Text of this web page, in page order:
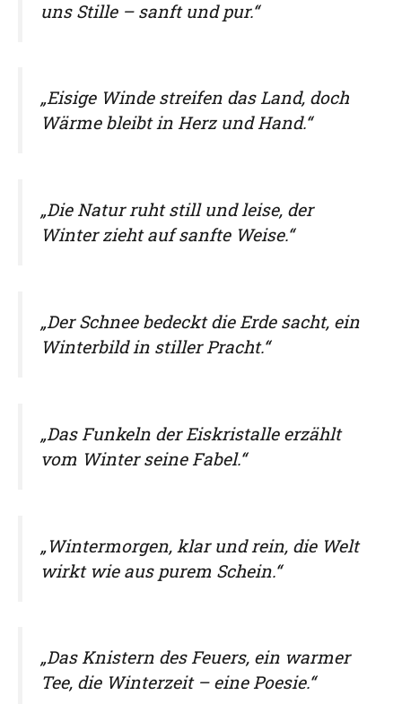
uns Stille – sanft und pur.“
„Eisige Winde streifen das Land, doch
Wärme bleibt in Herz und Hand.“
„Die Natur ruht still und leise, der
Winter zieht auf sanfte Weise.“
„Der Schnee bedeckt die Erde sacht, ein
Winterbild in stiller Pracht.“
„Das Funkeln der Eiskristalle erzählt
vom Winter seine Fabel.“
„Wintermorgen, klar und rein, die Welt
wirkt wie aus purem Schein.“
„Das Knistern des Feuers, ein warmer
Tee, die Winterzeit – eine Poesie.“